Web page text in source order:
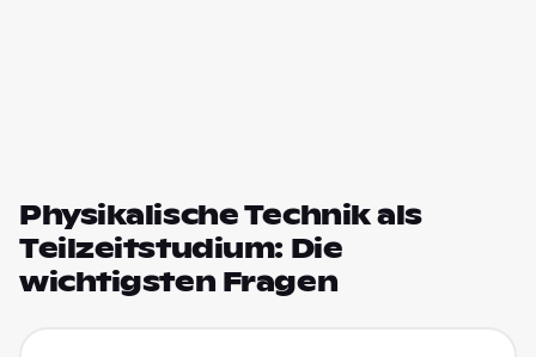
Physikalische Technik als
Teilzeitstudium: Die
wichtigsten Fragen